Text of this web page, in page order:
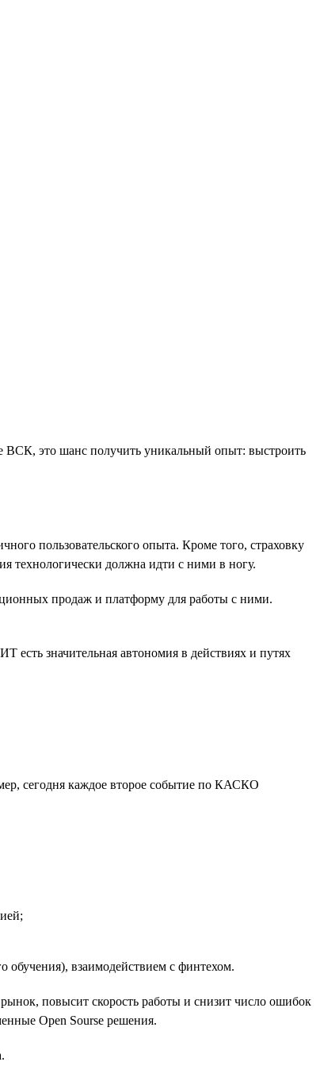
ВСК, это шанс получить уникальный опыт: выстроить
пользовательского опыта. Кроме того, страховку
технологически должна идти с ними в ногу.
продаж и платформу для работы с ними.
значительная автономия в действиях и путях
сегодня каждое второе событие по КАСКО
взаимодействием с финтехом.
повысит скорость работы и снизит число ошибок
Open Sourse решения.